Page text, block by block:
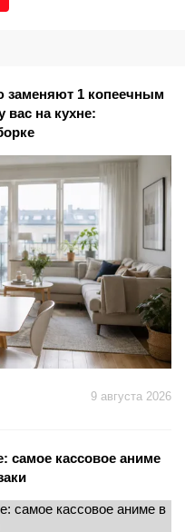
1 копеечным
вас на кухне:
9 августа 2026
самое кассовое аниме